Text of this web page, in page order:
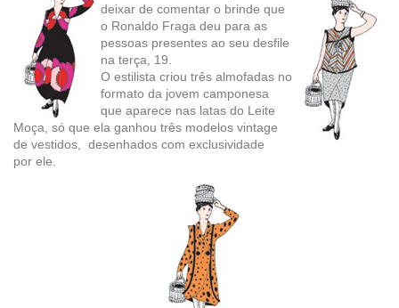
deixar de comentar o brinde que
o Ronaldo Fraga deu para as
pessoas presentes ao seu desfile
na terça, 19.
O estilista criou três almofadas no
formato da jovem camponesa
que aparece nas latas do Leite
Moça, só que ela ganhou três modelos vintage
de vestidos, desenhados com exclusividade
por ele.